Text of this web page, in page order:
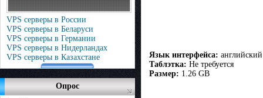
VPS серверы в России
VPS серверы в Беларуси
VPS серверы в Германии
VPS серверы в Нидерландах
VPS серверы в Казахстане
Опрос
Язык интерфейса:
Таблэтка: Не требуется
Размер: 1.26 GB